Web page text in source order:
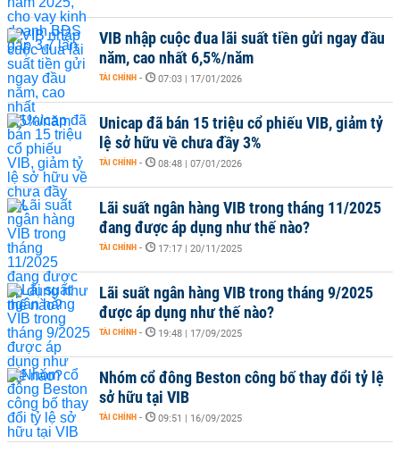
VIB nhập cuộc đua lãi suất tiền gửi ngay đầu
năm, cao nhất 6,5%/năm
TÀI CHÍNH - 07:03 | 17/01/2026
Unicap đã bán 15 triệu cổ phiếu VIB, giảm tỷ
lệ sở hữu về chưa đầy 3%
TÀI CHÍNH - 08:48 | 07/01/2026
Lãi suất ngân hàng VIB trong tháng 11/2025
đang được áp dụng như thế nào?
TÀI CHÍNH - 17:17 | 20/11/2025
Lãi suất ngân hàng VIB trong tháng 9/2025
được áp dụng như thế nào?
TÀI CHÍNH - 19:48 | 17/09/2025
Nhóm cổ đông Beston công bố thay đổi tỷ lệ
sở hữu tại VIB
TÀI CHÍNH - 09:51 | 16/09/2025